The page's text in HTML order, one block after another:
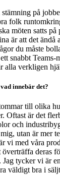
på
folk
möten satts
är att det ändå
du måste
snabbt
alla verkligen
innebär det?
till olika
Oftast är det
och
utan är mer
vi med våra
deras
Jag tycker vi är
väldigt bra i